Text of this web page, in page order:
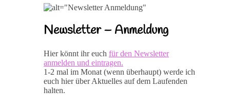
Newsletter – Anmeldung
Hier könnt ihr euch für den Newsletter
anmelden und eintragen.
1-2 mal im Monat (wenn überhaupt) werde ich
euch hier über Aktuelles auf dem Laufenden
halten.